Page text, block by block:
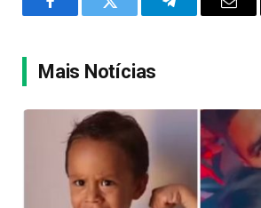
FacebookTwitter Telegram
Mais Notícias